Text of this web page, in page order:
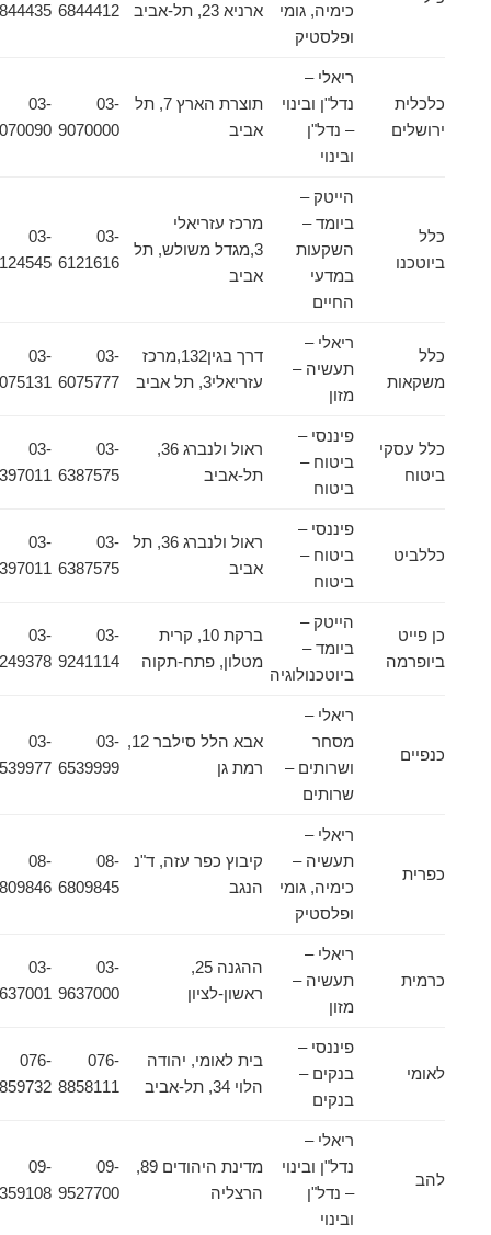
כימיה, גומי
ופלסטיק
ארניא 23, תל-אביב
6844412
6844435
כלכלית
ירושלים
ריאלי –
נדל"ן ובינוי
– נדל"ן
ובינוי
תוצרת הארץ 7, תל
אביב
03-
9070000
9070090
ביוטכנו
הייטק –
ביומד –
השקעות
במדעי
החיים
מרכז עזריאלי
3,מגדל משולש, תל
אביב
6121616
6124545
משקאות
ריאלי –
תעשיה –
דרך בגין132,מרכז
עזריאלי3, תל אביב
03-
6075777
6075131
כלל עסקי
ביטוח
פיננסי –
ביטוח –
ביטוח
ראול ולנברג 36,
תל-אביב
6387575
6397011
כללביט
פיננסי –
ביטוח –
ביטוח
ראול ולנברג 36, תל
אביב
03-
6387575
6397011
כן פייט
ביופרמה
הייטק –
ביומד –
ביוטכנולוגיה
ברקת 10, קרית
מטלון, פתח-תקוה
9241114
9249378
כנפיים
ריאלי –
מסחר
ושרותים –
שרותים
אבא הלל סילבר 12,
רמת גן
03-
6539999
6539977
כפרית
ריאלי –
תעשיה –
כימיה, גומי
ופלסטיק
קיבוץ כפר עזה, ד"נ
הנגב
08-
6809845
6809846
כרמית
ריאלי –
תעשיה –
ההגנה 25,
ראשון-לציון
9637000
9637001
לאומי
פיננסי –
בנקים –
בנקים
בית לאומי, יהודה
הלוי 34, תל-אביב
076-
8858111
076-
8859732
ריאלי –
נדל"ן ובינוי
– נדל"ן
ובינוי
מדינת היהודים 89,
הרצליה
09-
9527700
8359108